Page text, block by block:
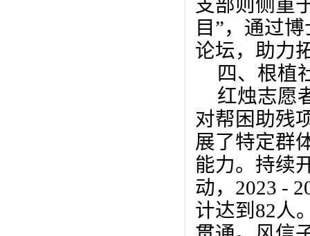
支部则侧重
目 ”， 通过
论坛，助力
四、根植
红烛志愿
对帮困助残
展了特定群
能力。持续
动， 2023 -
计达到 82人